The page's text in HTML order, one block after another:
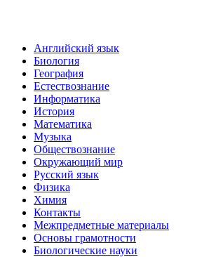
Английский язык
Биология
География
Естествознание
Информатика
История
Математика
Музыка
Обществознание
Окружающий мир
Русский язык
Физика
Химия
Контакты
Межпредметные материалы
Основы грамотности
Биологические науки